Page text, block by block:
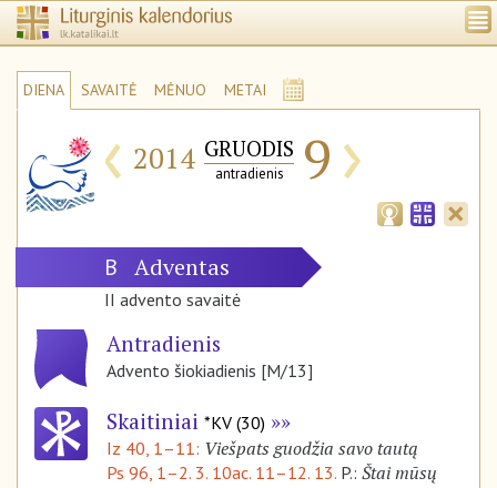
DIENA SAVAITĖ MĖNUO METAI
‹ 2014 GRUODIS
antradienis 9 ›
B Adventas
II advento savaitė
Antradienis
Advento šiokiadienis [M/13]
Skaitiniai *KV (30)
Iz 40, 1–11: Viešpats guodžia savo tautą
Ps 96, 1–2. 3. 10ac. 11–12. 13. P.: Štai mūsų